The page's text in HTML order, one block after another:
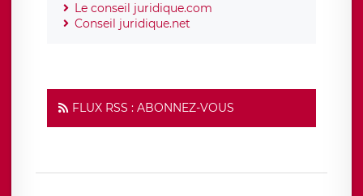
Le conseil juridique.com
Conseil juridique.net
FLUX RSS : ABONNEZ-VOUS